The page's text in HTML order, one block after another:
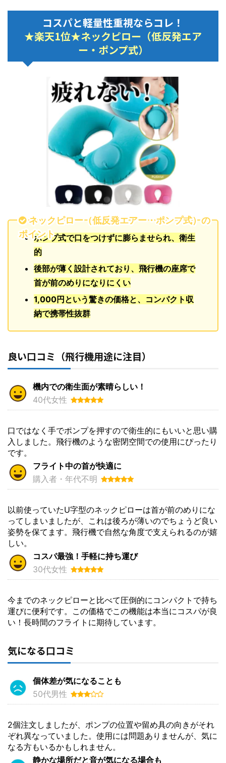
コスパと軽量性重視ならコレ！
★楽天1位★ネックピロー（低反発エア
ー・ポンプ式）
ネックピロー（低反発エアー・ポンプ式）の
ポイント
ポンプ式で口をつけずに膨らませられ、衛生
的
後部が薄く設計されており、飛行機の座席で
首が前のめりになりにくい
1,000円という驚きの価格と、コンパクト収
納で携帯性抜群
良い口コミ（飛行機用途に注目）
機内での衛生面が素晴らしい！
40代女性
口ではなく手でポンプを押すので衛生的にもいいと思い購
入しました。飛行機のような密閉空間での使用にぴったり
です。
フライト中の首が快適に
購入者・年代不明
以前使っていたU字型のネックピローは首が前のめりにな
ってしまいましたが、これは後ろが薄いのでちょうど良い
姿勢を保てます。飛行機で自然な角度で支えられるのが嬉
しい。
コスパ最強！手軽に持ち運び
30代女性
今までのネックピローと比べて圧倒的にコンパクトで持ち
運びに便利です。この価格でこの機能は本当にコスパが良
い！長時間のフライトに期待しています。
気になる口コミ
個体差が気になることも
50代男性
2個注文しましたが、ポンプの位置や留め具の向きがそれ
ぞれ異なっていました。使用には問題ありませんが、気に
なる方もいるかもしれません。
静かな場所だと音が気になる場合も